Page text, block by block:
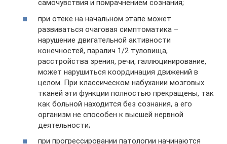
самочувствия и помрачнением сознания;
при отеке на начальном этапе может
развиваться очаговая симптоматика –
нарушение двигательной активности
конечностей, паралич 1/2 туловища,
расстройства зрения, речи, галлюцинирование,
может нарушиться координация движений в
целом. При классическом набухании мозговых
тканей эти функции полностью прекращены, так
как больной находится без сознания, а его
организм не способен к высшей нервной
деятельности;
при прогрессировании патологии начинаются